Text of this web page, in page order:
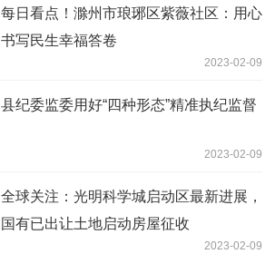
每日看点！滁州市琅琊区紫薇社区：用心
书写民生幸福答卷
2023-02-09
县纪委监委用好“四种形态”精准执纪监督
2023-02-09
全球关注：光明科学城启动区最新进展，
国有已出让土地启动房屋征收
2023-02-09